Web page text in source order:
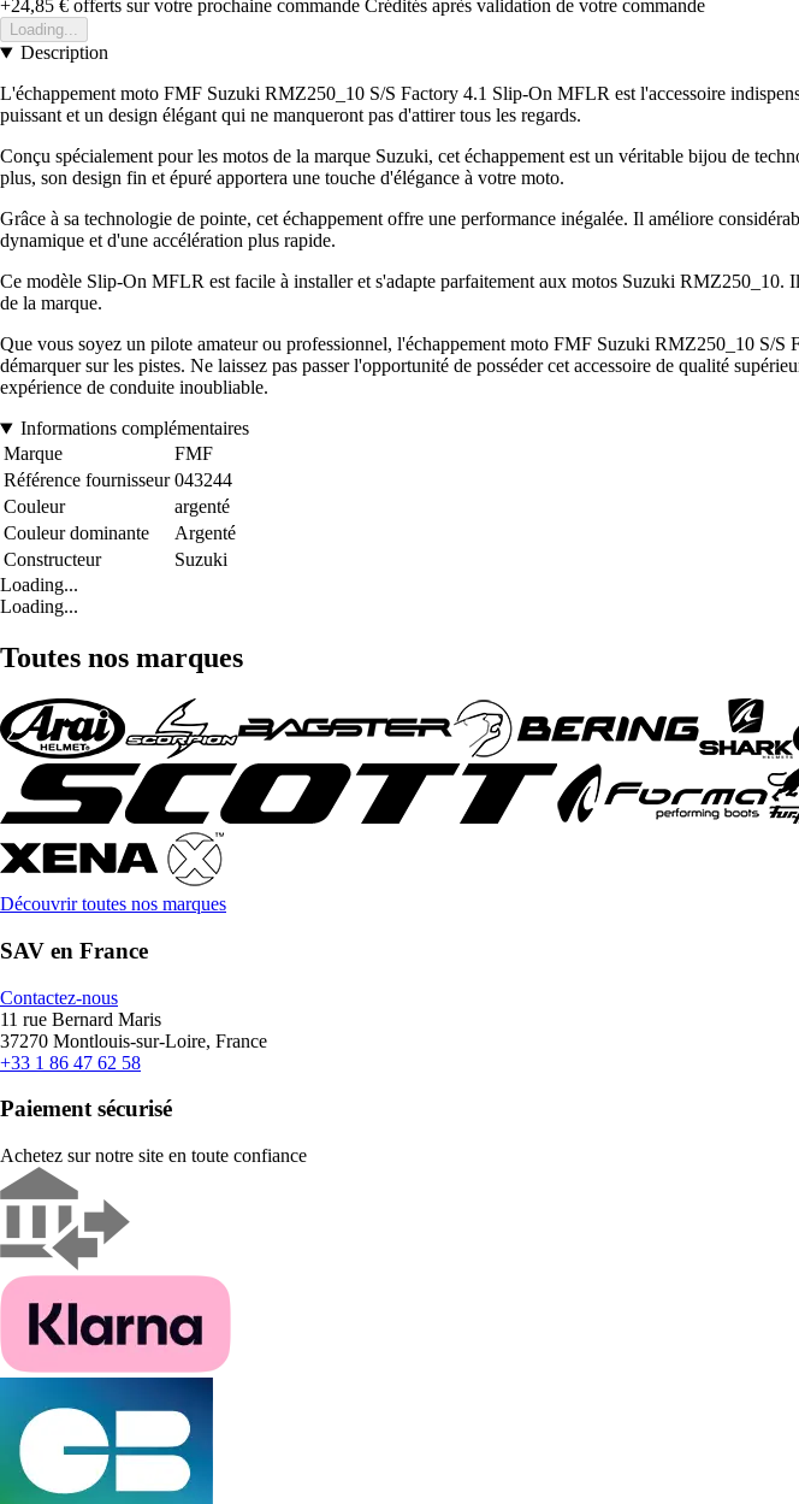
+24,85 € offerts sur votre prochaine commande Crédités après validation de votre commande
Loading...
Description
L'échappement moto FMF Suzuki RMZ250_10 S/S Factory 4.1 Slip-On MFLR est l'accessoire
puissant et un design élégant qui ne manqueront pas d'attirer tous les regards.
Conçu spécialement pour les motos de la marque Suzuki, cet échappement est un véritable bijou de
plus, son design fin et épuré apportera une touche d'élégance à votre moto.
Grâce à sa technologie de pointe, cet échappement offre une performance inégalée. Il améliore
dynamique et d'une accélération plus rapide.
Ce modèle Slip-On MFLR est facile à installer et s'adapte parfaitement aux motos Suzuki
de la marque.
Que vous soyez un pilote amateur ou professionnel, l'échappement moto FMF Suzuki RMZ250_10 S/
démarquer sur les pistes. Ne laissez pas passer l'opportunité de posséder cet accessoire de qualité
expérience de conduite inoubliable.
Informations complémentaires
Marque
FMF
Référence fournisseur 043244
Couleur
argenté
Couleur dominante
Argenté
Constructeur
Suzuki
Loading...
Loading...
Toutes nos marques
Découvrir toutes nos marques
SAV en France
Contactez-nous
11 rue Bernard Maris
37270 Montlouis-sur-Loire, France
+33 1 86 47 62 58
Paiement sécurisé
Achetez sur notre site en toute confiance